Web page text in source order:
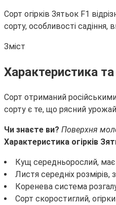
Сорт огірків Зятьок F1
сорту, особливості
Зміст
Характеристика
Сорт отриманий
сорту є те, що рясний
Чи знаєте ви? Поверхня
Характеристика огірків
Кущ середньорослий, має
Листя середніх розмірів,
Коренева система
Сорт скоростиглий,